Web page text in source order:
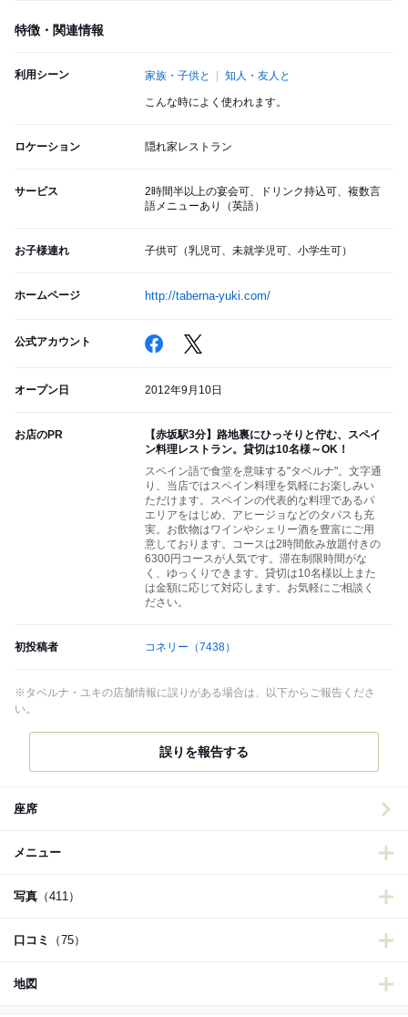
特徴・関連情報
利用シーン 家族・子供と 知人・友人と
こんな時によく使われます。
ロケーション 隠れ家レストラン
サービス
2時間半以上の宴会可、ドリンク持込可、複数言
語メニューあり（英語）
お子様連れ 子供可（乳児可、未就学児可、小学生可）
ホームページ http://taberna-yuki.com/
公式アカウント
オープン日 2012年9月10日
お店のPR
【赤坂駅3分】路地裏にひっそりと佇む、スペイ
ン料理レストラン。貸切は10名様～OK！
スペイン語で食堂を意味する"タベルナ"。文字通
り、当店ではスペイン料理を気軽にお楽しみい
ただけます。スペインの代表的な料理であるパ
エリアをはじめ、アヒージョなどのタパスも充
実。お飲物はワインやシェリー酒を豊富にご用
意しております。コースは2時間飲み放題付きの
6300円コースが人気です。滞在制限時間がな
く、ゆっくりできます。貸切は10名様以上また
は金額に応じて対応します。お気軽にご相談く
ださい。
初投稿者 コネリー （7438）
※タベルナ・ユキの店舗情報に誤りがある場合は、以下からご報告くださ
い。
誤りを報告する
座席
メニュー
写真 （411）
口コミ （75）
地図